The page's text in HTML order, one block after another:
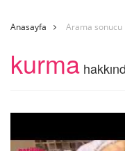
Anasayfa Arama sonucu
kurma